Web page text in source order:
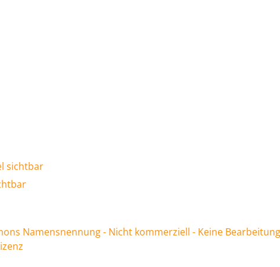
sichtbar
Namensnennung - Nicht kommerziell - Keine